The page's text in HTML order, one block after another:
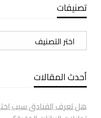
تصنيفات
تصنيفات
أحدث المقالات
هل تعرف الفنادق سبب